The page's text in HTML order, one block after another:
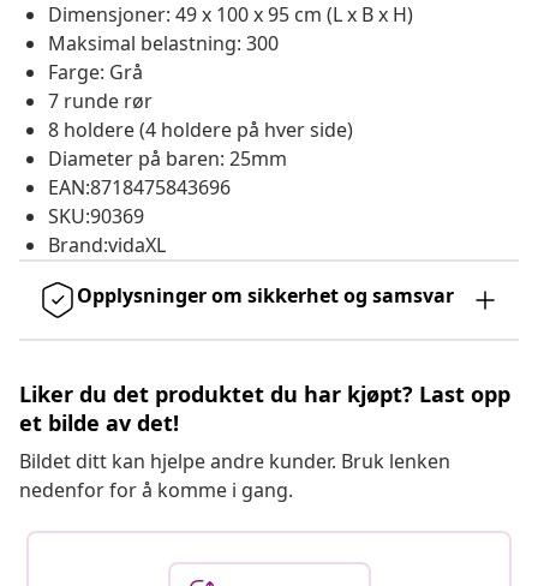
Dimensjoner: 49 x 100 x 95 cm (L x B x H)
Maksimal belastning: 300
Farge: Grå
7 runde rør
8 holdere (4 holdere på hver side)
Diameter på baren: 25mm
EAN:8718475843696
SKU:90369
Brand:vidaXL
Opplysninger om sikkerhet og samsvar
Liker du det produktet du har kjøpt? Last opp
et bilde av det!
Bildet ditt kan hjelpe andre kunder. Bruk lenken
nedenfor for å komme i gang.